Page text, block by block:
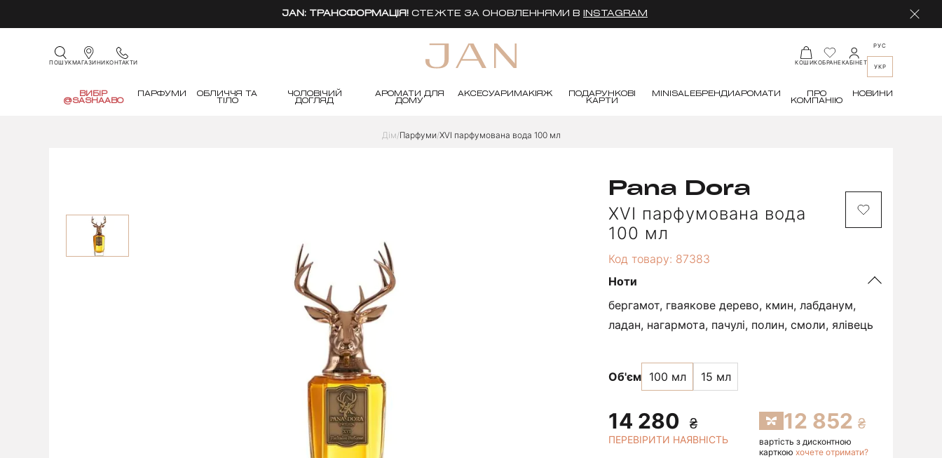
JAN: ТРАНСФОРМАЦІЯ! СТЕЖТЕ ЗА ОНОВЛЕННЯМИ В INSTAGRAM
ПОШУКМАГАЗИНИКОНТАКТИ КОШИКОБРАНЕКАБІНЕТ
РУС
УКР
ВИБІР
@SASHAABO
ПАРФУМИ
ОБЛИЧЧЯ ТА
ТІЛО
ЧОЛОВІЧИЙ
ДОГЛЯД
АРОМАТИ ДЛЯ
ДОМУ
АКСЕСУАРИ МАКІЯЖ
ПОДАРУНКОВІ
КАРТИ
MINI SALEБРЕНДИ АРОМАТИ
ПРО
КОМПАНІЮ
НОВИНИ
Дім Парфуми XVI парфумована вода 100 мл
Pana Dora
XVI парфумована вода
100 мл
Код товару: 87383
Ноти
бергамот, гваякове дерево, кмин, лабданум,
ладан, нагармота, пачулі, полин, смоли, ялівець
Об'єм 100 мл 15 мл
14 280
ПЕРЕВІРИТИ НАЯВНІСТЬ
12 852
вартість з дисконтною
карткою хочете отримати?